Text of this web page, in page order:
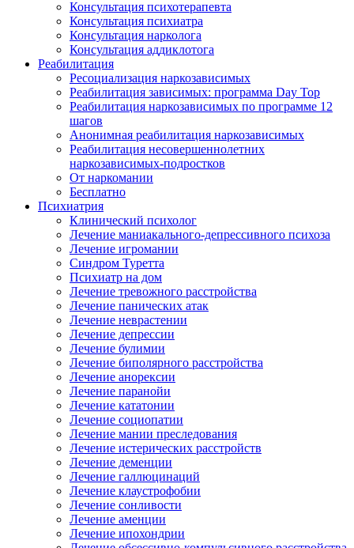
Консультация психотерапевта
Консультация психиатра
Консультация нарколога
Консультация аддиклотога
Реабилитация
Ресоциализация наркозависимых
Реабилитация зависимых: программа Day Top
Реабилитация наркозависимых по программе 12
шагов
Анонимная реабилитация наркозависимых
Реабилитация несовершеннолетних
наркозависимых-подростков
От наркомании
Бесплатно
Психиатрия
Клинический психолог
Лечение маниакального-депрессивного психоза
Лечение игромании
Синдром Туретта
Психиатр на дом
Лечение тревожного расстройства
Лечение панических атак
Лечение неврастении
Лечение депрессии
Лечение булимии
Лечение биполярного расстройства
Лечение анорексии
Лечение паранойи
Лечение кататонии
Лечение социопатии
Лечение мании преследования
Лечение истерических расстройств
Лечение деменции
Лечение галлюцинаций
Лечение клаустрофобии
Лечение сонливости
Лечение аменции
Лечение ипохондрии